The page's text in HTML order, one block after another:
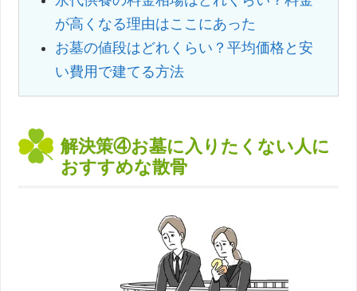
が高くなる理由はここにあった
お墓の値段はどれくらい？平均価格と安
い費用で建てる方法
解決策④お墓に入りたくない人に
おすすめな散骨